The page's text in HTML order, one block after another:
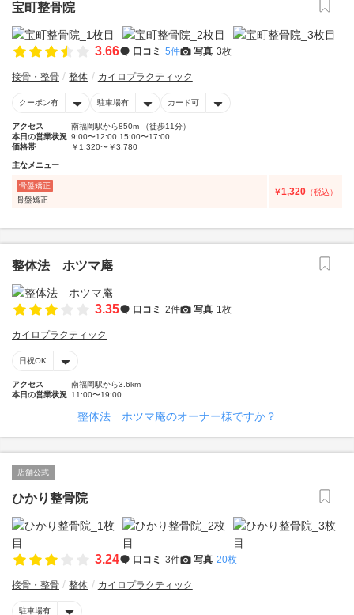
宝町整骨院
3.66 口コミ 5件 写真 3枚
接骨・整骨 整体 カイロプラクティック
クーポン有 駐車場有 カード可
アクセス
南福岡駅から850m （徒歩11分）
本日の営業状況 9:00〜12:00 15:00〜17:00
価格帯
￥1,320〜￥3,780
主なメニュー
骨盤矯正
骨盤矯正
￥1,320 （税込）
整体法 ホツマ庵
3.35 口コミ 2件 写真 1枚
カイロプラクティック
日祝OK
アクセス
南福岡駅から3.6km
本日の営業状況 11:00〜19:00
整体法 ホツマ庵のオーナー様ですか？
店舗公式
ひかり整骨院
3.24 口コミ 3件 写真 20枚
接骨・整骨 整体 カイロプラクティック
駐車場有